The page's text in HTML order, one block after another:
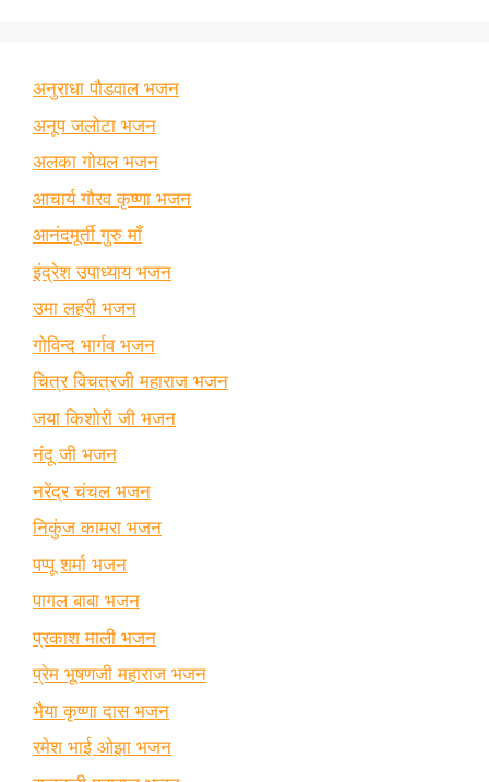
अनुराधा पौडवाल भजन
अनूप जलोटा भजन
अलका गोयल भजन
आचार्य गौरव कृष्णा भजन
आनंदमूर्ती गुरु माँ
इंद्रेश उपाध्याय भजन
उमा लहरी भजन
गोविन्द भार्गव भजन
चित्र विचत्रजी महाराज भजन
जया किशोरी जी भजन
नंदू जी भजन
नरेंद्र चंचल भजन
निकुंज कामरा भजन
पप्पू शर्मा भजन
पागल बाबा भजन
प्रकाश माली भजन
प्रेम भूषणजी महाराज भजन
भैया कृष्णा दास भजन
रमेश भाई ओझा भजन